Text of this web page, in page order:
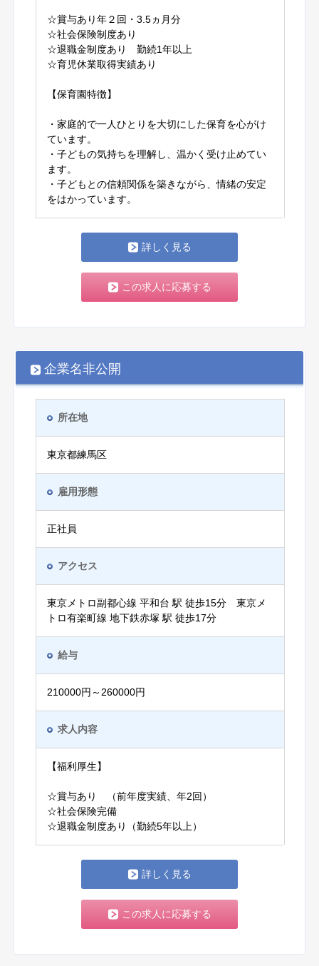
☆賞与あり年２回・3.5ヵ月分
☆社会保険制度あり
☆退職金制度あり 勤続1年以上
☆育児休業取得実績あり
【保育園特徴】
・家庭的で一人ひとりを大切にした保育を心がけ
ています。
・子どもの気持ちを理解し、温かく受け止めてい
ます。
・子どもとの信頼関係を築きながら、情緒の安定
をはかっています。
詳しく見る
この求人に応募する
企業名非公開
所在地
東京都練馬区
雇用形態
正社員
アクセス
東京メトロ副都心線 平和台 駅 徒歩15分 東京メ
トロ有楽町線 地下鉄赤塚 駅 徒歩17分
給与
210000円～260000円
求人内容
【福利厚生】
☆賞与あり （前年度実績、年2回）
☆社会保険完備
☆退職金制度あり（勤続5年以上）
詳しく見る
この求人に応募する